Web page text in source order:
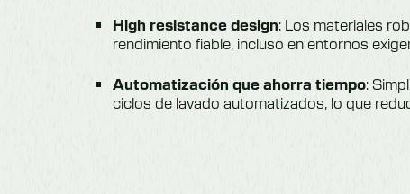
High resistance design: Los materiales
rendimiento fiable, incluso en entornos
Automatización que ahorra tiempo:
ciclos de lavado automatizados, lo que